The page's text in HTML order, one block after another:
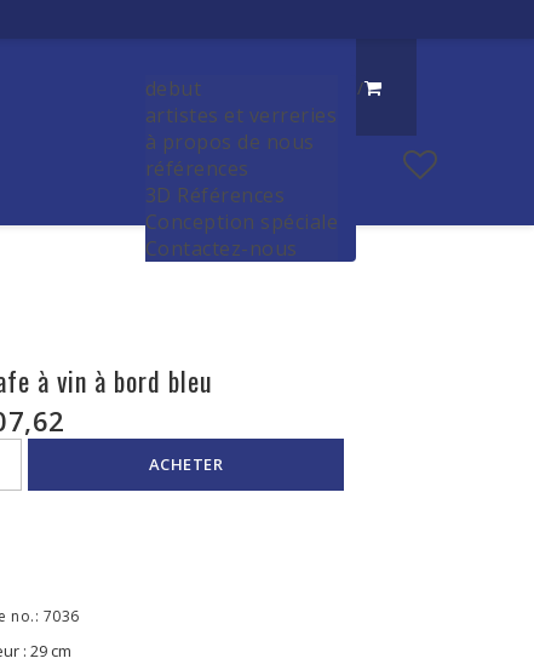
/
debut
artistes et verreries
à propos de nous
références
3D Références
Conception spéciale
Contactez-nous
à vin à bord bleu
ACHETER
no.: 7036
: 29 cm